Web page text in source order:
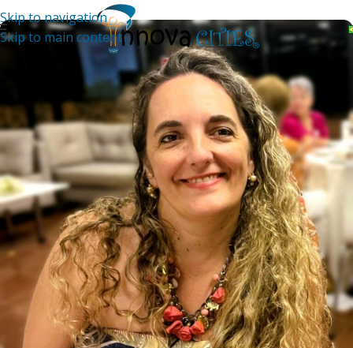
Skip to navigation
Skip to main content